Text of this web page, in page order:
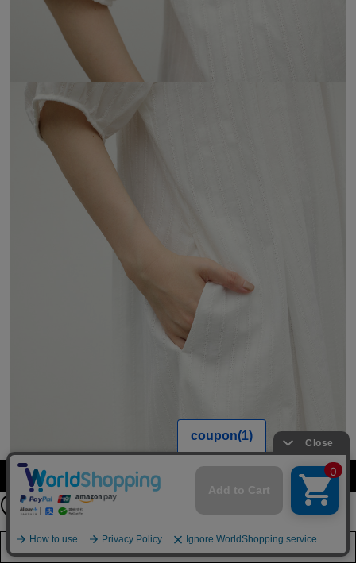
カラー・サイズを選択する
店舗在庫を見る
【期間限定】
新規会員登録キャンペーン開催！
8月31日（月）23：59まで
詳しくは
こちら